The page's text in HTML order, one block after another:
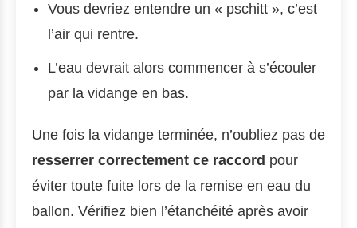
Vous devriez entendre un « pschitt », c’est
l’air qui rentre.
L’eau devrait alors commencer à s’écouler
par la vidange en bas.
Une fois la vidange terminée, n’oubliez pas de
resserrer correctement ce raccord pour
éviter toute fuite lors de la remise en eau du
ballon. Vérifiez bien l’étanchéité après avoir